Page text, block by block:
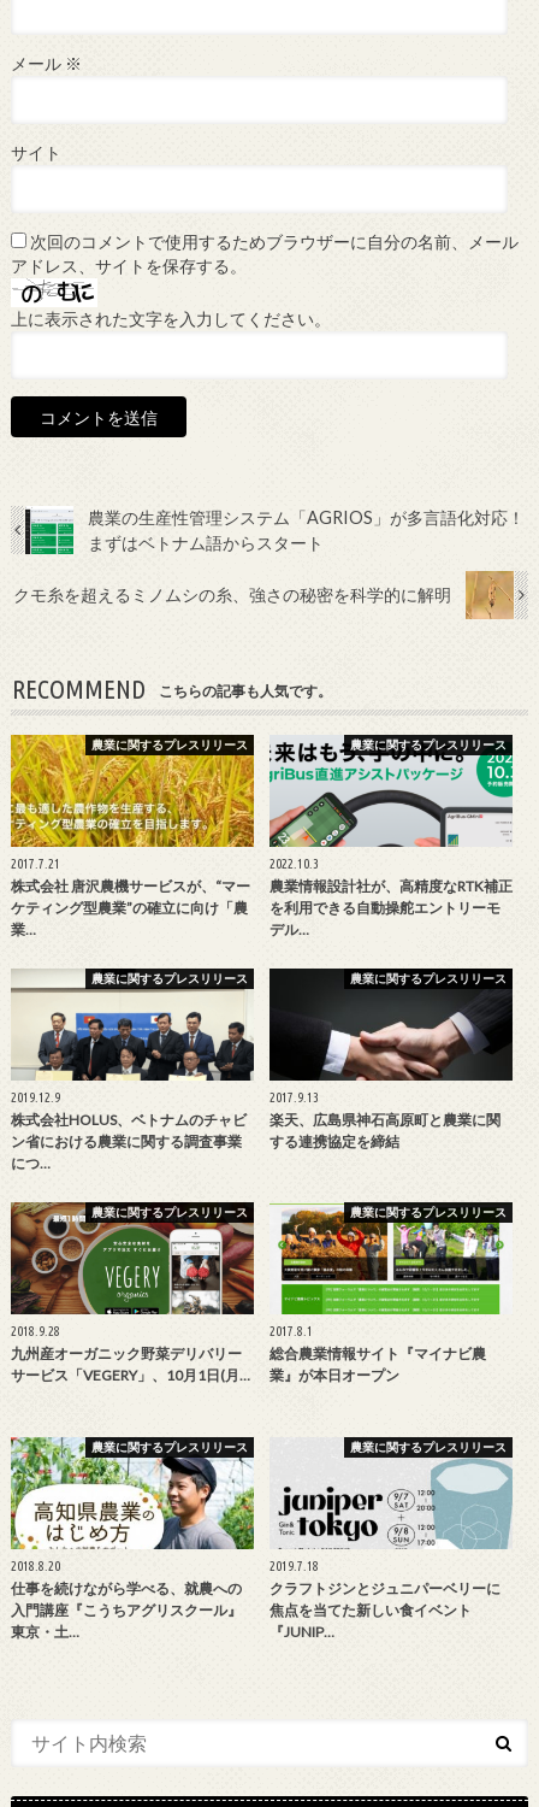
メール ※
サイト
次回のコメントで使用するためブラウザーに自分の名前、メール
アドレス、サイトを保存する。
上に表示された文字を入力してください。
農業の生産性管理システム「AGRIOS」が多言語化対応！
まずはベトナム語からスタート
クモ糸を超えるミノムシの糸、強さの秘密を科学的に解明
RECOMMEND こちらの記事も人気です。
農業に関するプレスリリース
2017.7.21
株式会社 唐沢農機サービスが、“マー
ケティング型農業”の確立に向け「農
業…
農業に関するプレスリリース
2022.10.3
農業情報設計社が、高精度なRTK補正
を利用できる自動操舵エントリーモ
デル…
農業に関するプレスリリース
2019.12.9
株式会社HOLUS、ベトナムのチャビ
ン省における農業に関する調査事業
につ…
農業に関するプレスリリース
2017.9.13
楽天、広島県神石高原町と農業に関
する連携協定を締結
農業に関するプレスリリース
2018.9.28
九州産オーガニック野菜デリバリー
サービス「VEGERY」、10月1日(月…
農業に関するプレスリリース
2017.8.1
総合農業情報サイト『マイナビ農
業』が本日オープン
農業に関するプレスリリース
2018.8.20
仕事を続けながら学べる、就農への
入門講座『こうちアグリスクール』
東京・土…
農業に関するプレスリリース
2019.7.18
クラフトジンとジュニパーベリーに
焦点を当てた新しい食イベント
『JUNIP…